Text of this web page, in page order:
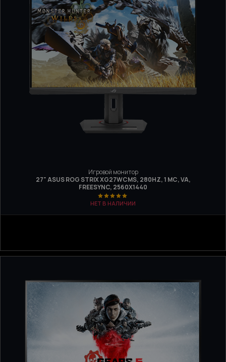
Игровой монитор
27" ASUS ROG STRIX XG27WCMS, 280HZ, 1 МС, VA,
FREESYNC, 2560X1440
НЕТ В НАЛИЧИИ